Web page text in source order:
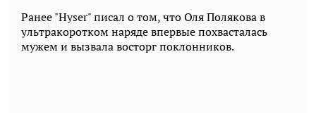
Ранее "Hyser" писал о том, что Оля Полякова в
ультракоротком наряде впервые похвасталась
мужем и вызвала восторг поклонников.